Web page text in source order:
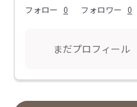
フォロー 0 フォロワー 0
まだプロフィール